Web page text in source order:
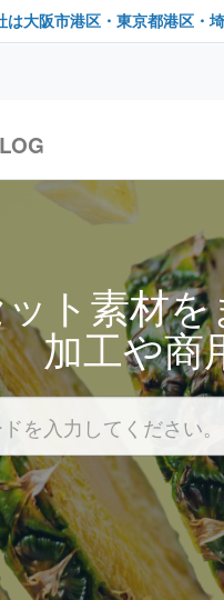
は大阪市港区・東京都港区・
ト素材
加工や商